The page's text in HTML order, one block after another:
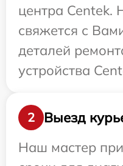
центра Centek.
свяжется с
деталей
устройства
2
Выезд
Наш мастер